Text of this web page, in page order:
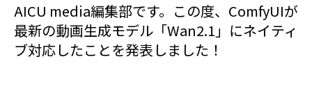
AICU media編集部です。この度、ComfyUIが
最新の動画生成モデル「Wan2.1」にネイティ
ブ対応したことを発表しました！